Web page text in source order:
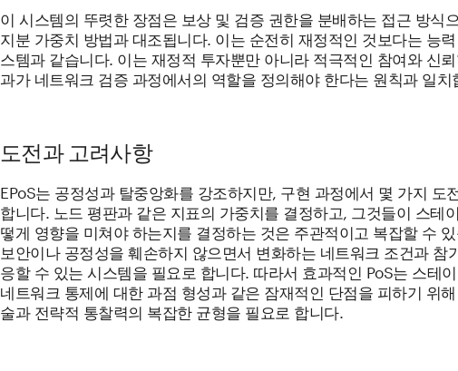
이 시스템의 뚜렷한 장점은 보상 및 검증 권한을 분배하는 접근 방식
지분 가중치 방법과 대조됩니다. 이는 순전히 재정적인 것보다는 능
스템과 같습니다. 이는 재정적 투자뿐만 아니라 적극적인 참여와 신
과가 네트워크 검증 과정에서의 역할을 정의해야 한다는 원칙과 일치
도전과 고려사항
EPoS는 공정성과 탈중앙화를 강조하지만, 구현 과정에서 몇 가지 도
합니다. 노드 평판과 같은 지표의 가중치를 결정하고, 그것들이 스테
떻게 영향을 미쳐야 하는지를 결정하는 것은 주관적이고 복잡할 수
보안이나 공정성을 훼손하지 않으면서 변화하는 네트워크 조건과 참
응할 수 있는 시스템을 필요로 합니다. 따라서 효과적인 PoS는 스테
네트워크 통제에 대한 과점 형성과 같은 잠재적인 단점을 피하기 위
술과 전략적 통찰력의 복잡한 균형을 필요로 합니다.